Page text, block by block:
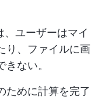
ユーザーはマイ
り、ファイルに画
ない。
ために計算を完了